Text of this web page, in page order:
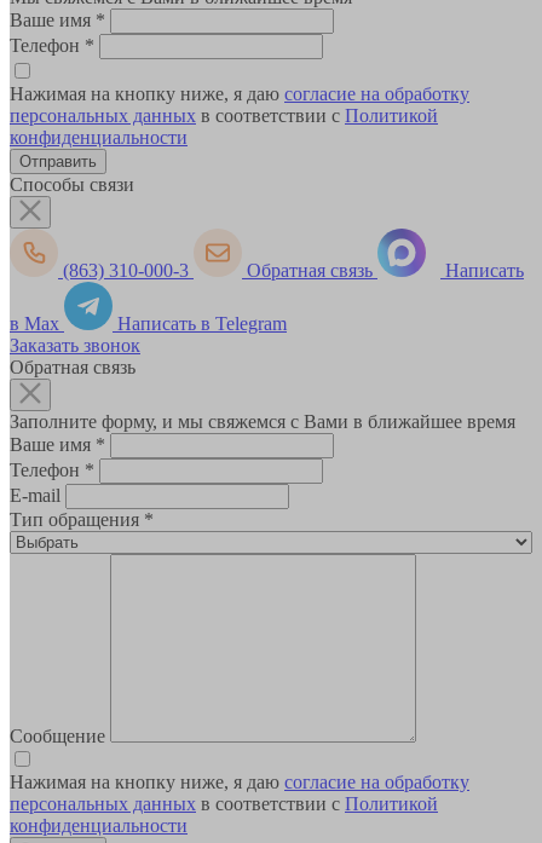
Ваше имя *
Телефон *
Нажимая на кнопку ниже, я даю согласие на обработку
персональных данных в соответствии с Политикой
конфиденциальности
Способы связи
(863) 310-000-3 Обратная связь Написать
в Max
Написать в Telegram
Заказать звонок
Обратная связь
Заполните форму, и мы свяжемся с Вами в ближайшее время
Ваше имя *
Телефон *
E-mail
Тип обращения *
Сообщение
Нажимая на кнопку ниже, я даю согласие на обработку
персональных данных в соответствии с Политикой
конфиденциальности